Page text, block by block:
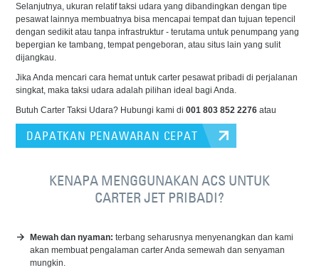
Selanjutnya, ukuran relatif taksi udara yang dibandingkan dengan tipe
pesawat lainnya membuatnya bisa mencapai tempat dan tujuan tepencil
dengan sedikit atau tanpa infrastruktur - terutama untuk penumpang yang
bepergian ke tambang, tempat pengeboran, atau situs lain yang sulit
dijangkau.
Jika Anda mencari cara hemat untuk carter pesawat pribadi di perjalanan
singkat, maka taksi udara adalah pilihan ideal bagi Anda.
Butuh Carter Taksi Udara? Hubungi kami di001 803 852 2276 atau
DAPATKAN PENAWARAN CEPAT
KENAPA MENGGUNAKAN ACS UNTUK
CARTER JET PRIBADI?
Mewah dan nyaman: terbang seharusnya menyenangkan dan kami
akan membuat pengalaman carter Anda semewah dan senyaman
mungkin.